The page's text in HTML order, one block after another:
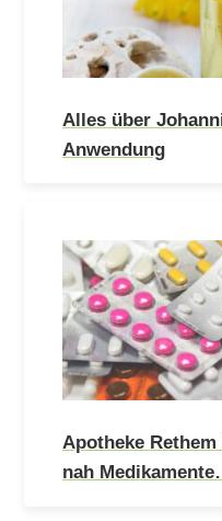
Alles über
Anwendung
Apotheke
nah